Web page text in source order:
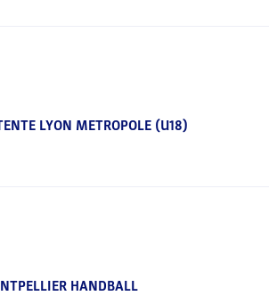
LYON METROPOLE (U18)
HANDBALL